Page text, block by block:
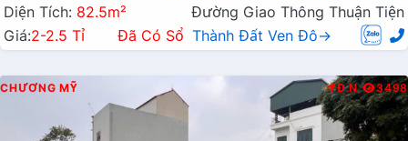
Diện Tích: 82.5m²
Đường Giao Thông Thuận Tiện
Giá:2-2.5 Tỉ Đã Có Sổ Thành Đất Ven Đô→
CHƯƠNG MỸ Đ.N 3498